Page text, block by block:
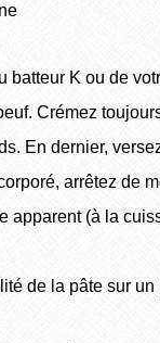
batteur K ou de
Crémez
En dernier,
arrêtez de
apparent (à la
de la pâte sur